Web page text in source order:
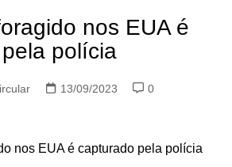
nos EUA é
polícia
13/09/2023
0